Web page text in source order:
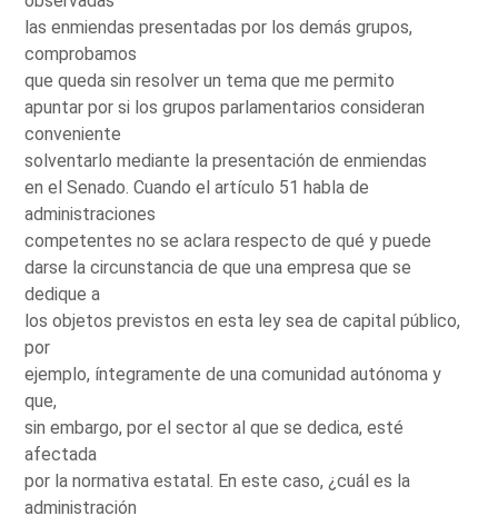
las enmiendas presentadas por los demás grupos,
comprobamos
que queda sin resolver un tema que me permito
apuntar por si los grupos parlamentarios consideran
conveniente
solventarlo mediante la presentación de enmiendas
en el Senado. Cuando el artículo 51 habla de
administraciones
competentes no se aclara respecto de qué y puede
darse la circunstancia de que una empresa que se
dedique a
los objetos previstos en esta ley sea de capital público,
por
ejemplo, íntegramente de una comunidad autónoma y
que,
sin embargo, por el sector al que se dedica, esté
afectada
por la normativa estatal. En este caso, ¿cuál es la
administración